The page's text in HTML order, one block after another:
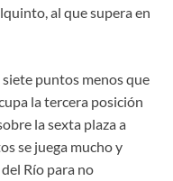
al que supera en
puntos menos que
la tercera posición
la sexta plaza a
se juega mucho y
Río para no